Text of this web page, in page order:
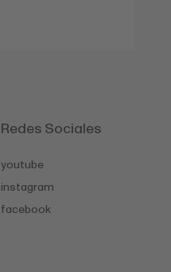
Redes Sociales
youtube
instagram
facebook